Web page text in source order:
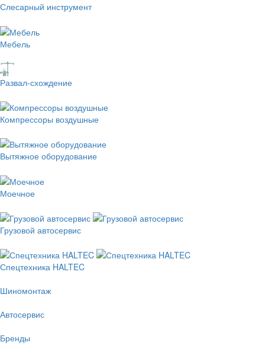
Слесарный инструмент
Мебель
Развал-схождение
Компрессоры воздушные
Вытяжное оборудование
Моечное
Грузовой автосервис
Спецтехника HALTEC
Шиномонтаж
Автосервис
Бренды